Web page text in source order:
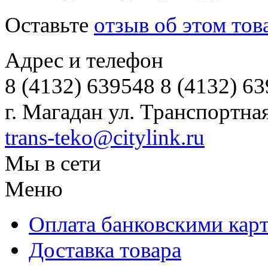
Оставьте отзыв об этом
Адрес и телефон
8 (4132) 639548 8 (4132)
г. Магадан ул.
trans-teko@citylink.ru
Мы в сети
Меню
Оплата банковскими
Доставка товара